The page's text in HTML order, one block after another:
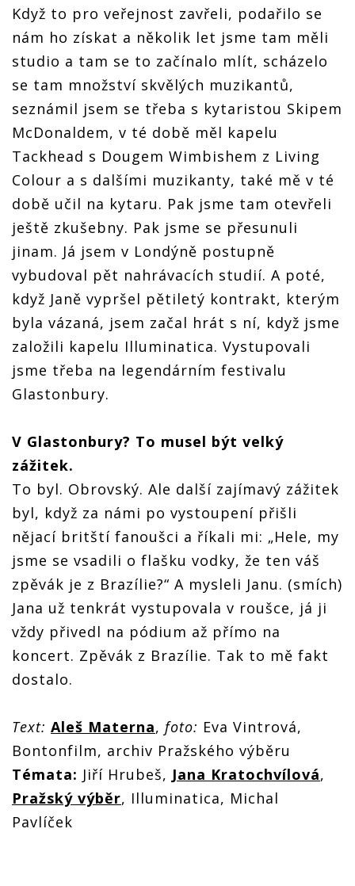
Když to pro veřejnost zavřeli, podařilo se
nám ho získat a několik let jsme tam měli
studio a tam se to začínalo mlít, scházelo
se tam množství skvělých muzikantů,
seznámil jsem se třeba s kytaristou Skipem
McDonaldem, v té době měl kapelu
Tackhead s Dougem Wimbishem z Living
Colour a s dalšími muzikanty, také mě v té
době učil na kytaru. Pak jsme tam otevřeli
ještě zkušebny. Pak jsme se přesunuli
jinam. Já jsem v Londýně postupně
vybudoval pět nahrávacích studií. A poté,
když Janě vypršel pětiletý kontrakt, kterým
byla vázaná, jsem začal hrát s ní, když jsme
založili kapelu Illuminatica. Vystupovali
jsme třeba na legendárním festivalu
Glastonbury.
V Glastonbury? To musel být velký
zážitek.
To byl. Obrovský. Ale další zajímavý zážitek
byl, když za námi po vystoupení přišli
nějací britští fanoušci a říkali mi: „Hele, my
jsme se vsadili o flašku vodky, že ten váš
zpěvák je z Brazílie?“ A mysleli Janu. (smích)
Jana už tenkrát vystupovala v roušce, já ji
vždy přivedl na pódium až přímo na
koncert. Zpěvák z Brazílie. Tak to mě fakt
dostalo.
Text: Aleš Materna, foto: Eva Vintrová,
Bontonfilm, archiv Pražského výběru
Témata: Jiří Hrubeš, Jana Kratochvílová,
Pražský výběr, Illuminatica, Michal
Pavlíček